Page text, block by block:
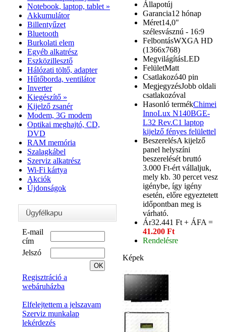
Notebook, laptop, tablet »
Akkumulátor
Billentyűzet
Bluetooth
Burkolati elem
Egyéb alkatrész
Eszközillesztő
Hálózati töltő, adapter
Hűtőborda, ventilátor
Inverter
Kiegészítő »
Kijelző zsanér
Modem, 3G modem
Optikai meghajtó, CD,
DVD
RAM memória
Szalagkábel
Szerviz alkatrész
Wi-Fi kártya
Akciók
Újdonságok
E-mail
cím
Jelszó
Regisztráció a
webáruházba
Elfelejtettem a jelszavam
Szerviz munkalap
lekérdezés
Állapotúj
Garancia12 hónap
Méret14,0"
szélesvásznú - 16:9
FelbontásWXGA HD
(1366x768)
MegvilágításLED
FelületMatt
Csatlakozó40 pin
MegjegyzésJobb oldali
csatlakozóval
Hasonló termékChimei
InnoLux N140BGE-
L32 Rev.C1 laptop
kijelző fényes felülettel
BeszerelésA kijelző
panel helyszíni
beszerelését bruttó
3.000 Ft-ért vállaljuk,
mely kb. 30 percet vesz
igénybe, így igény
esetén, előre egyeztetett
időpontban meg is
várható.
Ár32.441 Ft + ÁFA =
41.200 Ft
Rendelésre
Képek